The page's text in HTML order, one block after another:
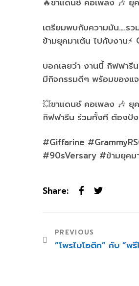
🔥ขาแดนซ์ คอเพลง 🎶 ยุ
เตรียมพบกับความมัน….รว
ข้ามยุคมาเต้น ไปกับงาน⚡️
บอกเลยว่า งานนี้ กิฟฟารี
มีกิจกรรมดีๆ พร้อมของแจ
💥ขาแดนซ์ คอเพลง 🎶 ยุ
กิฟฟารีน ร่วมทั้งที ต้องปั
#Giffarine
#90sVersary #ข้ามยุคม
Share:
PREVIOUS
“โพรไบโอติก” กับ “พ